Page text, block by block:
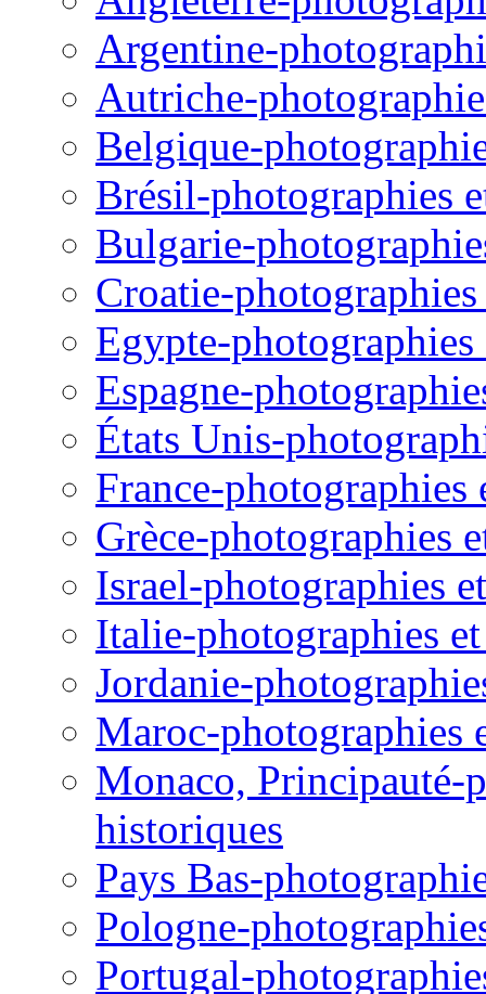
Argentine-
Autriche-
Belgique-
Brésil-photographies
Bulgarie-
Croatie-
Egypte-photographies
Espagne-
États Unis-
France-photographies
Grèce-photographies
Israel-photographies
Italie-photographies
Jordanie-
Maroc-photographies
Monaco, Principauté-
historiques
Pays Bas-
Pologne-
Portugal-